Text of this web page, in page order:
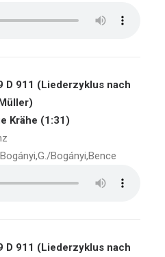
D 911 (Liederzyklus nach
Krähe (1:31)
Bogányi,Bence
D 911 (Liederzyklus nach